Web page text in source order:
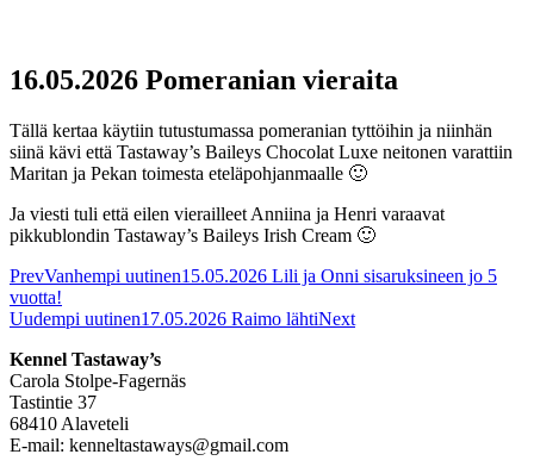
16.05.2026 Pomeranian vieraita
Tällä kertaa käytiin tutustumassa pomeranian tyttöihin ja niinhän
siinä kävi että Tastaway’s Baileys Chocolat Luxe neitonen varattiin
Maritan ja Pekan toimesta eteläpohjanmaalle 🙂
Ja viesti tuli että eilen vierailleet Anniina ja Henri varaavat
pikkublondin Tastaway’s Baileys Irish Cream 🙂
PrevVanhempi uutinen15.05.2026 Lili ja Onni sisaruksineen jo 5
vuotta!
Uudempi uutinen17.05.2026 Raimo lähtiNext
Kennel Tastaway’s
Carola Stolpe-Fagernäs
Tastintie 37
68410 Alaveteli
E-mail: kenneltastaways@gmail.com